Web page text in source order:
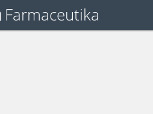
Farmaceutika